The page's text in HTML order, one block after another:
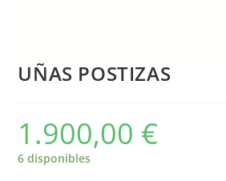
UÑAS POSTIZAS
1.900,00 €
6 disponibles